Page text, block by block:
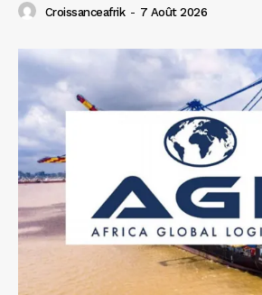
Croissanceafrik - 7 Août 2026